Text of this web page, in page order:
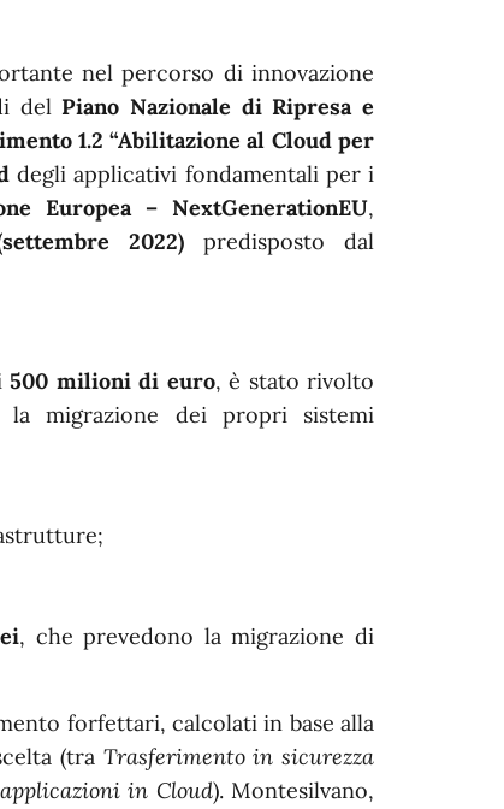
nel percorso di innovazione
del Piano Nazionale di Ripresa e
1.2 “Abilitazione al Cloud per
degli applicativi fondamentali per i
Europea – NextGenerationEU,
2022)predisposto dal
500 milioni di euro, è stato rivolto
la migrazione dei propri sistemi
, che prevedono la migrazione di
forfettari, calcolati in base alla
(tra Trasferimento in sicurezza
in Cloud). Montesilvano,